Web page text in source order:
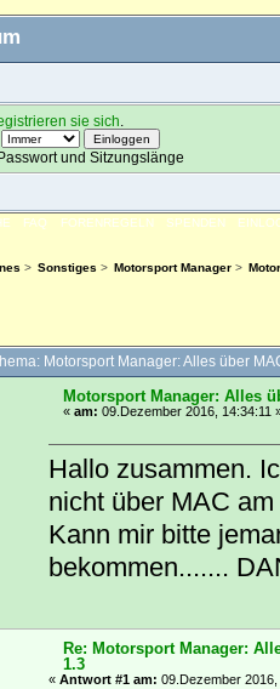
sie sich
und Sitzungslänge
FAQ FORENREGELN SPENDEN
> Sonstiges > Motorsport Manager >
Motorsport Manager: Alles über
Motorsport Manager: Alles
«am: 09.Dezember 2016, 14:34:11
Hallo zusammen.
nicht über MAC
Kann mir bitte
bekommen.......
Re: Motorsport Manager:
1.3
« Antwort #1 am: 09.Dezember